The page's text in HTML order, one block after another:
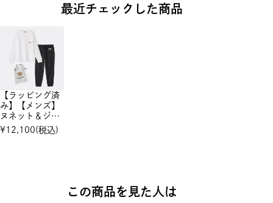
最近チェックした商品
【ラッピング済
み】【メンズ】
ヌネット＆ジプ
シーワッペン
コットンロング
¥ 12,100(税込)
この商品を見た人は